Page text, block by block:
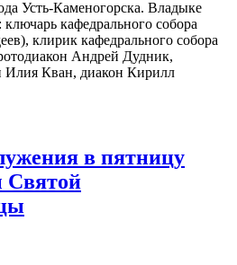
Усть-Каменогорска. Владыке
кафедрального собора
клирик кафедрального собора
Андрей Дудник,
Илия Кван, диакон Кирилл
в пятницу
Святой